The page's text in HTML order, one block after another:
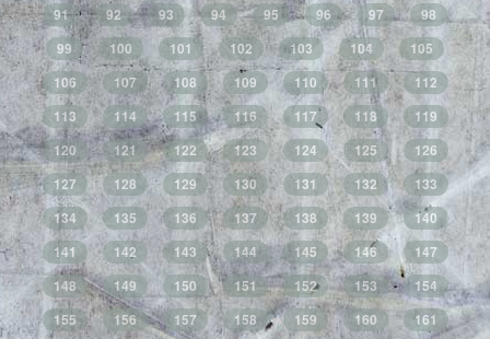
91
92 93 94 95 96 97
98
99
100 101 102 103 104
105
106
107 108 109 110 111
112
113
114 115 116 117 118
119
120
121 122 123 124 125
126
127
128 129 130 131 132
133
134
135 136 137 138 139
140
141
142 143 144 145 146
147
148
149 150 151 152 153
154
155
156 157 158 159 160
161